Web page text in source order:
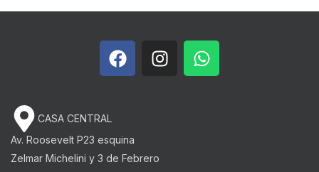
CASA CENTRAL
Av. Roosevelt P23 esquina
Zelmar Michelini y 3 de Febrero​